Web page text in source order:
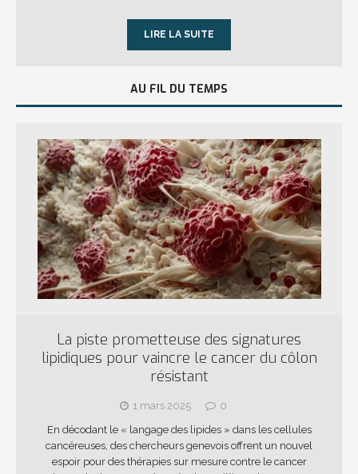
LIRE LA SUITE
AU FIL DU TEMPS
La piste prometteuse des signatures
lipidiques pour vaincre le cancer du côlon
résistant
1 mars 2025
0
En décodant le « langage des lipides » dans les cellules
cancéreuses, des chercheurs genevois offrent un nouvel
espoir pour des thérapies sur mesure contre le cancer